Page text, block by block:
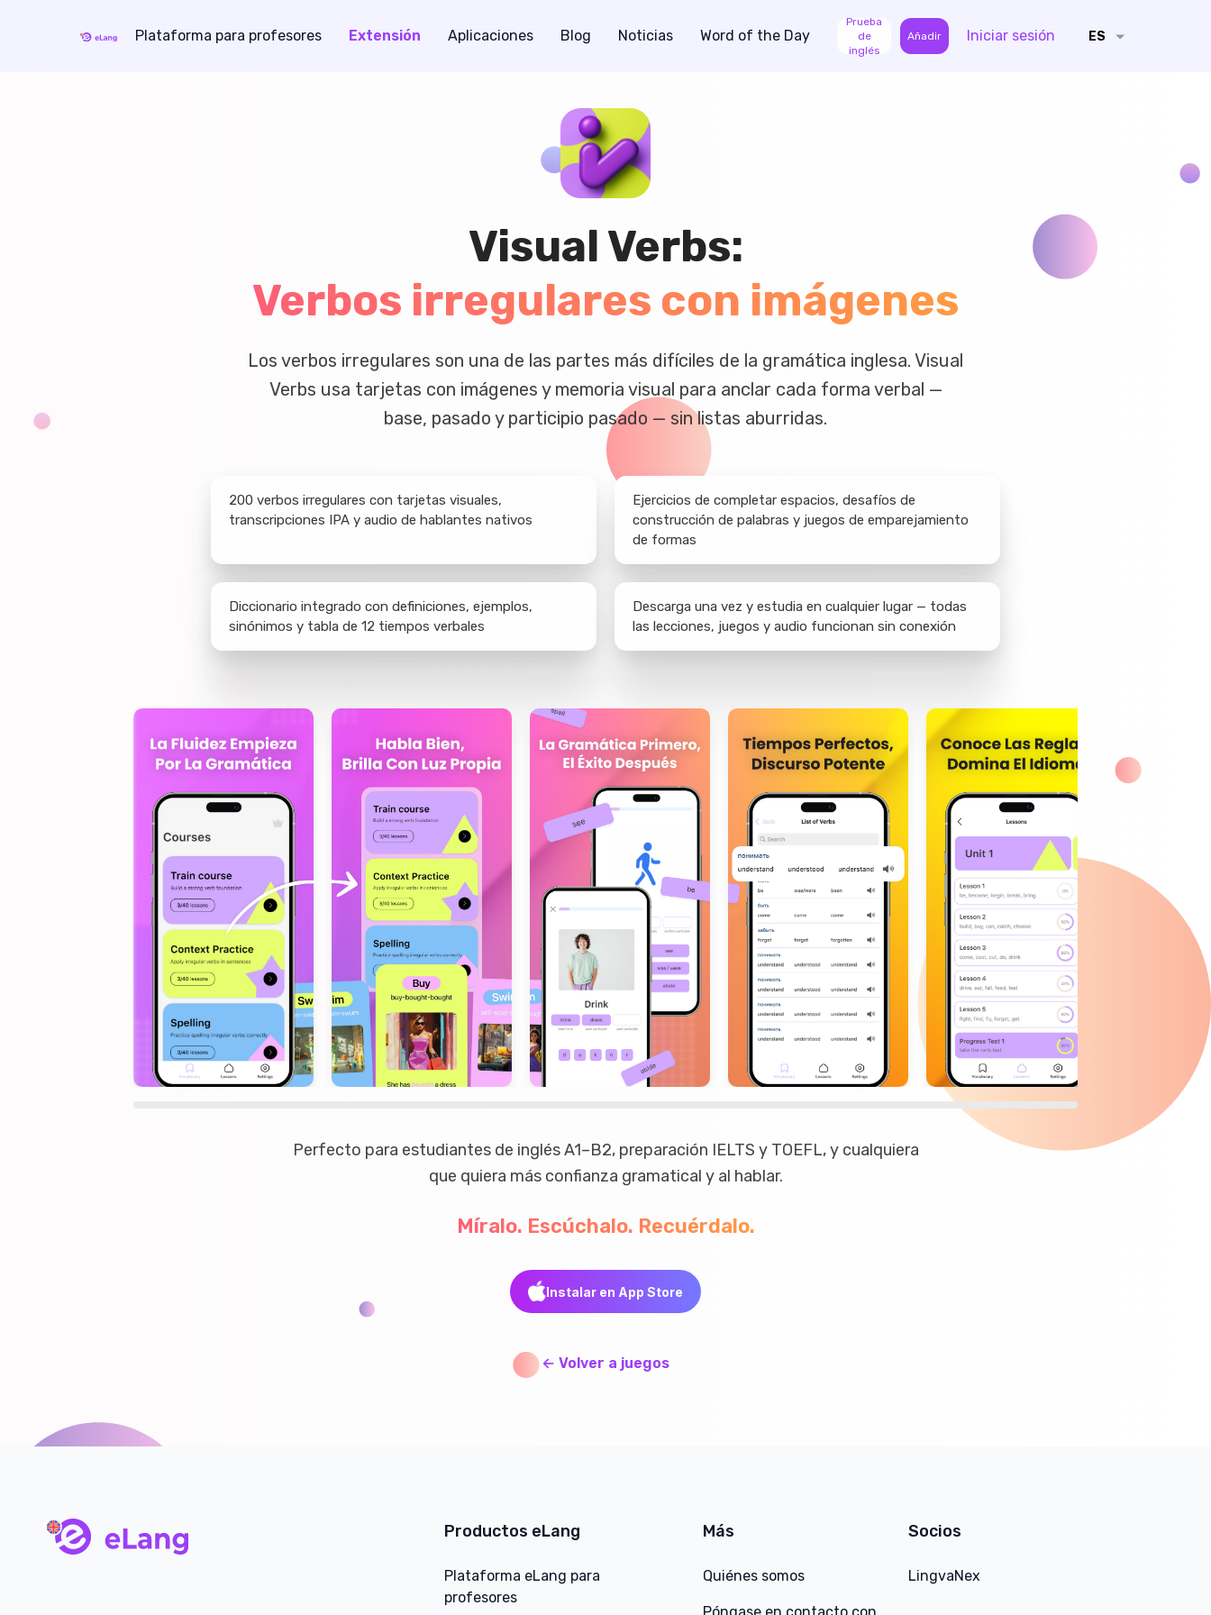
Plataforma para profesores Extensión Aplicaciones Blog Noticias Word of the Day
Prueba
de
inglés
Añadir Iniciar sesión ES
Visual Verbs:
Verbos irregulares con imágenes
Los verbos irregulares son una de las partes más difíciles de la gramática inglesa. Visual
Verbs usa tarjetas con imágenes y memoria visual para anclar cada forma verbal —
base, pasado y participio pasado — sin listas aburridas.
200 verbos irregulares con tarjetas visuales,
transcripciones IPA y audio de hablantes nativos
Ejercicios de completar espacios, desafíos de
construcción de palabras y juegos de emparejamiento
de formas
Diccionario integrado con definiciones, ejemplos,
sinónimos y tabla de 12 tiempos verbales
Descarga una vez y estudia en cualquier lugar — todas
las lecciones, juegos y audio funcionan sin conexión
Perfecto para estudiantes de inglés A1–B2, preparación IELTS y TOEFL, y cualquiera
que quiera más confianza gramatical y al hablar.
Míralo. Escúchalo. Recuérdalo.
Instalar en App Store
← Volver a juegos
Productos eLang
Plataforma eLang para
profesores
Más
Quiénes somos
Socios
LingvaNex